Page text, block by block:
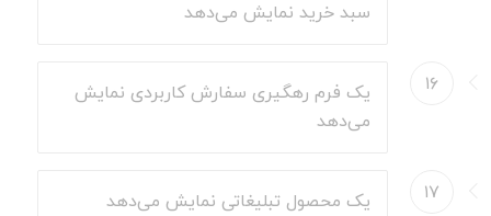
سبد خرید نمایش می‌دهد
۱۶
یک فرم رهگیری سفارش کاربردی نمایش
می‌دهد
۱۷ یک محصول تبلیغاتی نمایش می‌دهد